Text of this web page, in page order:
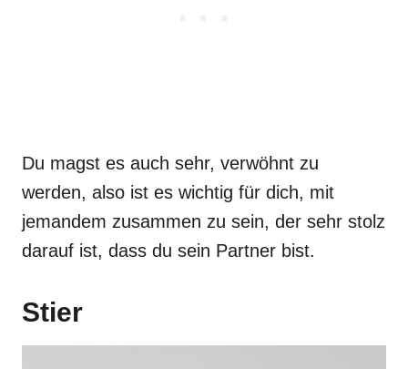
Du magst es auch sehr, verwöhnt zu
werden, also ist es wichtig für dich, mit
jemandem zusammen zu sein, der sehr stolz
darauf ist, dass du sein Partner bist.
Stier